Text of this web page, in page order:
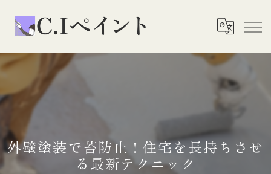
外壁塗装で苔防止！住宅を長持ちさせ
る最新テクニック